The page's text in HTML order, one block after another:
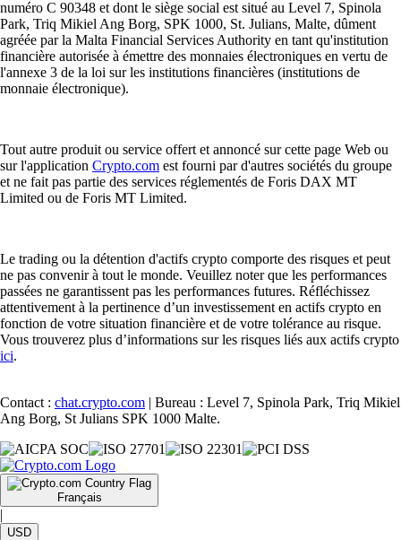
numéro C 90348 et dont le siège social est situé au Level 7, Spinola
Park, Triq Mikiel Ang Borg, SPK 1000, St. Julians, Malte, dûment
agréée par la Malta Financial Services Authority en tant qu'institution
financière autorisée à émettre des monnaies électroniques en vertu de
l'annexe 3 de la loi sur les institutions financières (institutions de
monnaie électronique).
Tout autre produit ou service offert et annoncé sur cette page Web ou
sur l'application Crypto.com est fourni par d'autres sociétés du groupe
et ne fait pas partie des services réglementés de Foris DAX MT
Limited ou de Foris MT Limited.
Le trading ou la détention d'actifs crypto comporte des risques et peut
ne pas convenir à tout le monde. Veuillez noter que les performances
passées ne garantissent pas les performances futures. Réfléchissez
attentivement à la pertinence d’un investissement en actifs crypto en
fonction de votre situation financière et de votre tolérance au risque.
Vous trouverez plus d’informations sur les risques liés aux actifs crypto
ici.
Contact : chat.crypto.com | Bureau : Level 7, Spinola Park, Triq Mikiel
Ang Borg, St Julians SPK 1000 Malte.
Français
|
USD